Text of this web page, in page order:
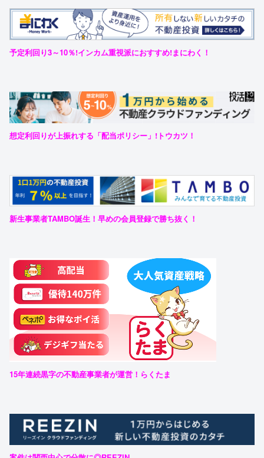
予定利回り3～10％!インカム重視派におすすめ!まにわく！
想定利回りが上振れする「配当ポリシー」!トウカツ！
新生事業者TAMBO誕生！早めの会員登録で勝ち抜く！
15年連続黒字の不動産事業者が運営！らくたま